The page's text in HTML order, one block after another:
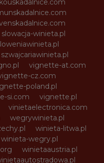
slowacja-winieta.pl
szwajcariawinieta.pl
vignette-at.com
cz.com
poland.pl
si.com
vignette.pl
vinietaelectronica.com
wegrywinieta.pl
winieta-litwa.pl
winieta-wegry.pl
winietaaustria.pl